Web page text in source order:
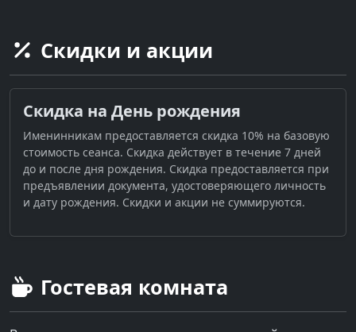
Скидки и акции
Скидка на День рождения
Именинникам предоставляется скидка 10% на базовую
стоимость сеанса. Скидка действует в течение 7 дней
до и после дня рождения. Скидка предоставляется при
предъявлении документа, удостоверяющего личность
и дату рождения. Скидки и акции не суммируются.
Гостевая комната